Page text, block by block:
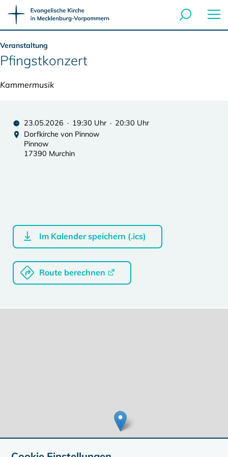
Veranstaltung
Pfingstkonzert
Kammermusik
23.05.2026 · 19:30 Uhr · 20:30 Uhr
Dorfkirche von Pinnow
Pinnow
17390 Murchin
Im Kalender speichern (.ics)
Route berechnen